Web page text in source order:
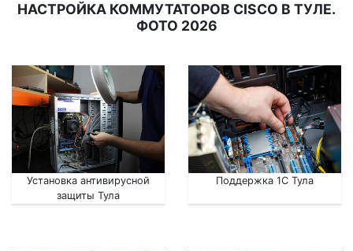
НАСТРОЙКА КОММУТАТОРОВ CISCO В ТУЛЕ.
ФОТО 2026
Установка антивирусной
защиты Тула
Поддержка 1С Тула